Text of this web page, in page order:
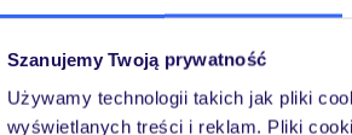
Szanujemy Twoją prywatność
Używamy technologii takich jak pliki
wyświetlanych treści i reklam. Pliki
w Polsce